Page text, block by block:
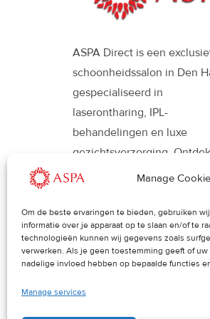
Manage
Om de beste ervaringen te bieden, gebruiken
informatie over je apparaat op te slaan en/of te
technologieën kunnen wij gegevens zoals
verwerken. Als je geen toestemming geeft of
nadelige invloed hebben op bepaalde functies
Manage services
ASPA Direct is een
schoonheidssalon in Den
gespecialiseerd in
laserontharing, IPL-
behandelingen en luxe
gezichtsverzorging. Ontdek
moderne
een stralende, gezonde
een verfijnde uitstraling.